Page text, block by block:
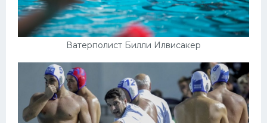
Ватерполист Билли Илвисакер